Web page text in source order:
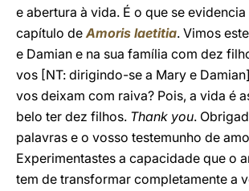
e abertura à vida. É o que se
capítulo deAmoris laetitia. Vimos
e Damian e na sua família com dez
vos [NT: dirigindo-se a Mary e
vos deixam com raiva? Pois, a vida é
belo ter dez filhos. Thank you.
palavras e o vosso testemunho de
Experimentastes a capacidade que o
tem de transformar completamente a